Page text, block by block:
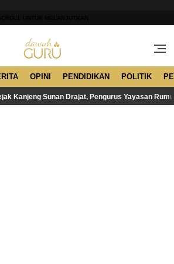
Dawuh Guru
Tradisi, Membangun
OPINI PENDIDIKAN POLITIK
Kanjeng Sunan Drajat, Pengurus Yayasan